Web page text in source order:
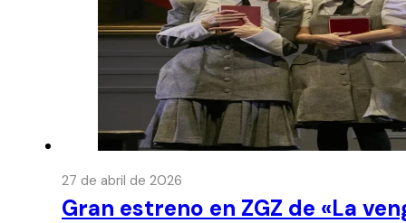
27 de abril de 2026
Gran estreno en ZGZ de «La